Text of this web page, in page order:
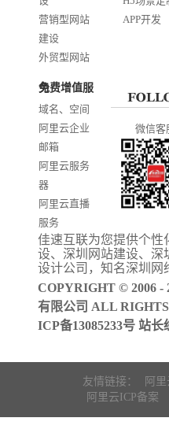
营销型网站
建设
外贸型网站
商城网站开
发
门户信息平
台开发
APP开发
免费增值服务
域名、空间
阿里云企业
邮箱
阿里云服务
器
阿里云直播
服务
阿里云ICP备
案
微信客
佳速互联为您提供个性
设、 深圳网站建设、 深
设计公司 ，知名深圳网
COPYRIGHT © 2006 -
有限公司 ALL RIGHTS
ICP备13085233号 站长
友情链接： 阿
阿里云ICP备案